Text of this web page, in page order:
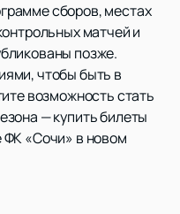
сборов, местах
матчей и
позже.
чтобы быть в
возможность стать
— купить билеты
«Сочи» в новом